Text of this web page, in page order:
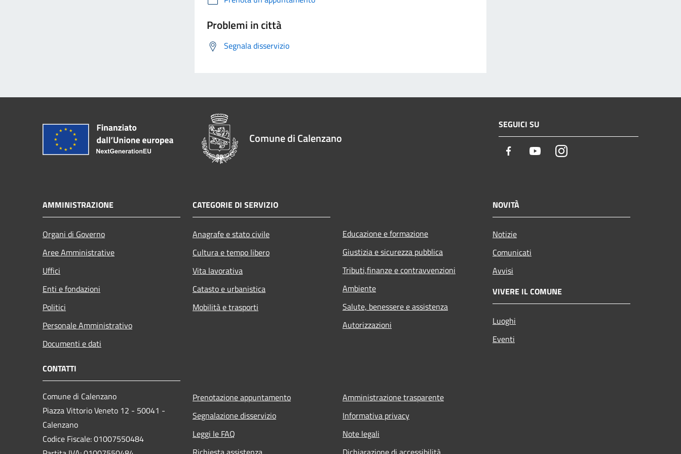
Problemi in città
Segnala disservizio
Comune di Calenzano
SEGUICI SU
Facebook YoutubeInstagram
AMMINISTRAZIONE
Organi di Governo
Aree Amministrative
Uffici
Enti e fondazioni
Politici
Personale Amministrativo
Documenti e dati
CATEGORIE DI SERVIZIO
Anagrafe e stato civile
Cultura e tempo libero
Vita lavorativa
Catasto e urbanistica
Mobilità e trasporti
Educazione e formazione
Giustizia e sicurezza pubblica
Tributi,finanze e contravvenzioni
Ambiente
Salute, benessere e assistenza
Autorizzazioni
NOVITÀ
Notizie
Comunicati
Avvisi
VIVERE IL COMUNE
Luoghi
Eventi
CONTATTI
Comune di Calenzano
Piazza Vittorio Veneto 12 - 50041 -
Calenzano
Codice Fiscale: 01007550484
Prenotazione appuntamento
Segnalazione disservizio
Leggi le FAQ
Amministrazione trasparente
Informativa privacy
Note legali